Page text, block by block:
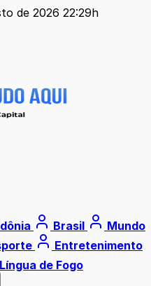
de 2026 22:29h
Brasil
Mundo
Entretenimento
Língua de Fogo